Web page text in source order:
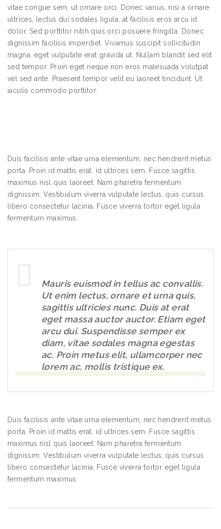
vitae congue sem, ut ornare orci. Donec varius, nisi a ornare
ultrices, lectus dui sodales ligula, at facilisis eros arcu id
dolor. Sed porttitor nibh quis orci posuere fringilla. Donec
dignissim facilisis imperdiet. Vivamus suscipit sollicitudin
magna, eget vulputate erat gravida ut. Nullam blandit sed elit
sed tempor. Proin eget neque non eros malesuada volutpat
vel sed ante. Praesent tempor velit eu laoreet tincidunt. Ut
iaculis commodo porttitor.
Duis facilisis ante vitae urna elementum, nec hendrerit metus
porta. Proin id mattis erat, id ultrices sem. Fusce sagittis
maximus nisl quis laoreet. Nam pharetra fermentum
dignissim. Vestibulum viverra vulputate lectus, quis cursus
libero consectetur lacinia. Fusce viverra tortor eget ligula
fermentum maximus.
Mauris euismod in tellus ac convallis.
Ut enim lectus, ornare et urna quis,
sagittis ultricies nunc. Duis at erat
eget massa auctor auctor. Etiam eget
arcu dui. Suspendisse semper ex
diam, vitae sodales magna egestas
ac. Proin metus elit, ullamcorper nec
lorem ac, mollis tristique ex.
Duis facilisis ante vitae urna elementum, nec hendrerit metus
porta. Proin id mattis erat, id ultrices sem. Fusce sagittis
maximus nisl quis laoreet. Nam pharetra fermentum
dignissim. Vestibulum viverra vulputate lectus, quis cursus
libero consectetur lacinia. Fusce viverra tortor eget ligula
fermentum maximus.